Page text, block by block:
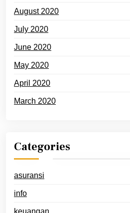
August 2020
July 2020
June 2020
May 2020
April 2020
March 2020
Categories
asuransi
info
keuangan